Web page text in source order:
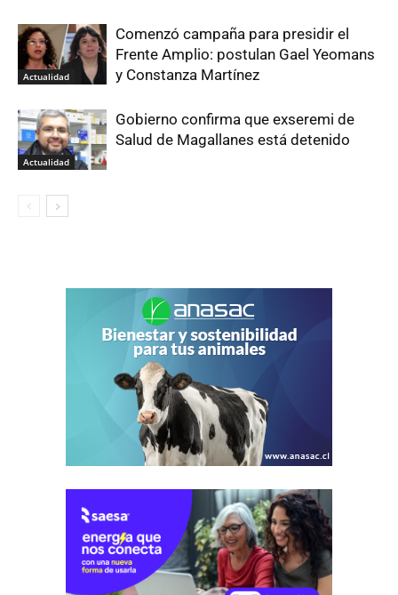
Actualidad
Comenzó campaña para presidir el
Frente Amplio: postulan Gael Yeomans
y Constanza Martínez
Actualidad
Gobierno confirma que exseremi de
Salud de Magallanes está detenido